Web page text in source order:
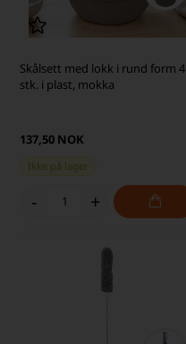
Skålsett med lokk i rund form 4
stk. i plast, mokka
137,50 NOK
Ikke på lager
- +